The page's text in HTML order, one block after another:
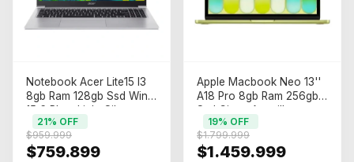
Notebook Acer Lite15 I3
8gb Ram 128gb Ssd Win11
15,6 Plata Light Silver
$759.899
$959.999
21% OFF
Apple Macbook Neo 13''
A18 Pro 8gb Ram 256gb
Ssd Citrus Amarillo
$1.459.999
$1.799.999
19% OFF